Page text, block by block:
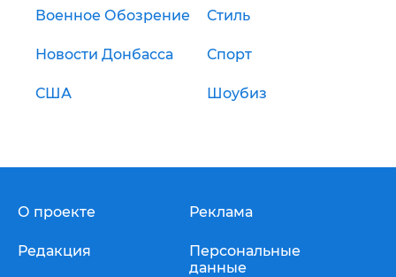
Военное Обозрение Стиль
Новости Донбасса Спорт
США Шоубиз
О проекте
Редакция
Реклама
Персональные
данные